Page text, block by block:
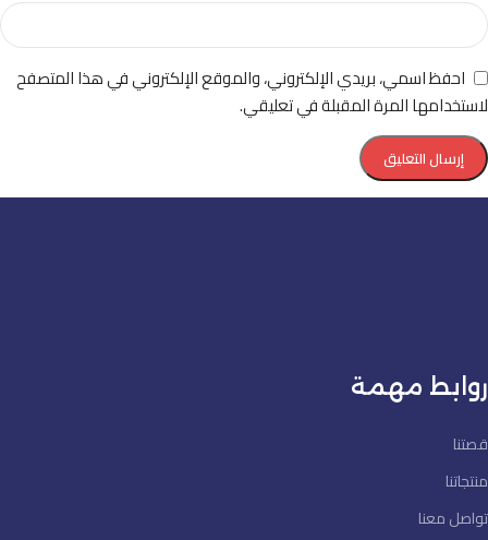
احفظ اسمي، بريدي الإلكتروني، والموقع الإلكتروني في هذا المتصفح
لاستخدامها المرة المقبلة في تعليقي.
روابط مهمة
قصتنا
منتجاتنا
تواصل معنا